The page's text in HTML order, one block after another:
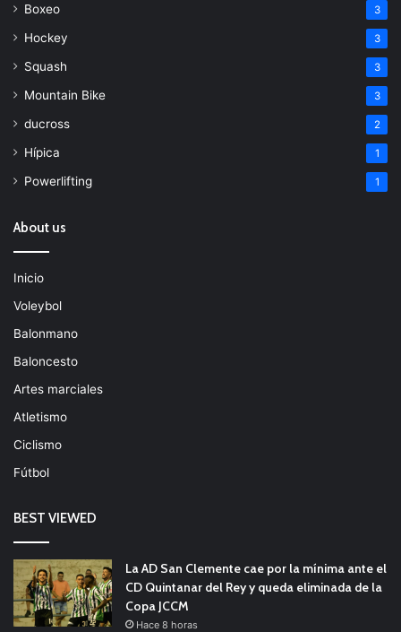
Boxeo 3
Hockey 3
Squash 3
Mountain Bike 3
ducross 2
Hípica 1
Powerlifting 1
About us
Inicio
Voleybol
Balonmano
Baloncesto
Artes marciales
Atletismo
Ciclismo
Fútbol
BEST VIEWED
La AD San Clemente cae por la mínima ante el
CD Quintanar del Rey y queda eliminada de la
Copa JCCM
Hace 8 horas